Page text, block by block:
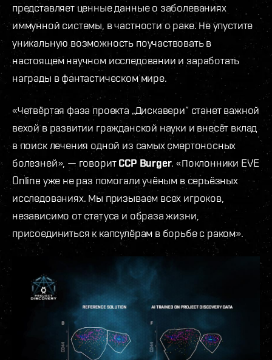
представляет ценные данные о заболеваниях
иммунной системы, в частности о раке. Не упустите
уникальную возможность поучаствовать в
настоящем научном исследовании и заработать
награды в фантастическом мире.
«Четвёртая фаза проекта „Дискавери” станет важной
вехой в развитии гражданской науки и внесёт вклад
в поиск лечения одной из самых смертоносных
болезней», — говоритCCP Burger. «Поклонники EVE
Online уже не раз помогали учёным в серьёзных
исследованиях. Мы призываем всех игроков,
независимо от статуса и образа жизни,
присоединиться к капсулёрам в борьбе с раком».